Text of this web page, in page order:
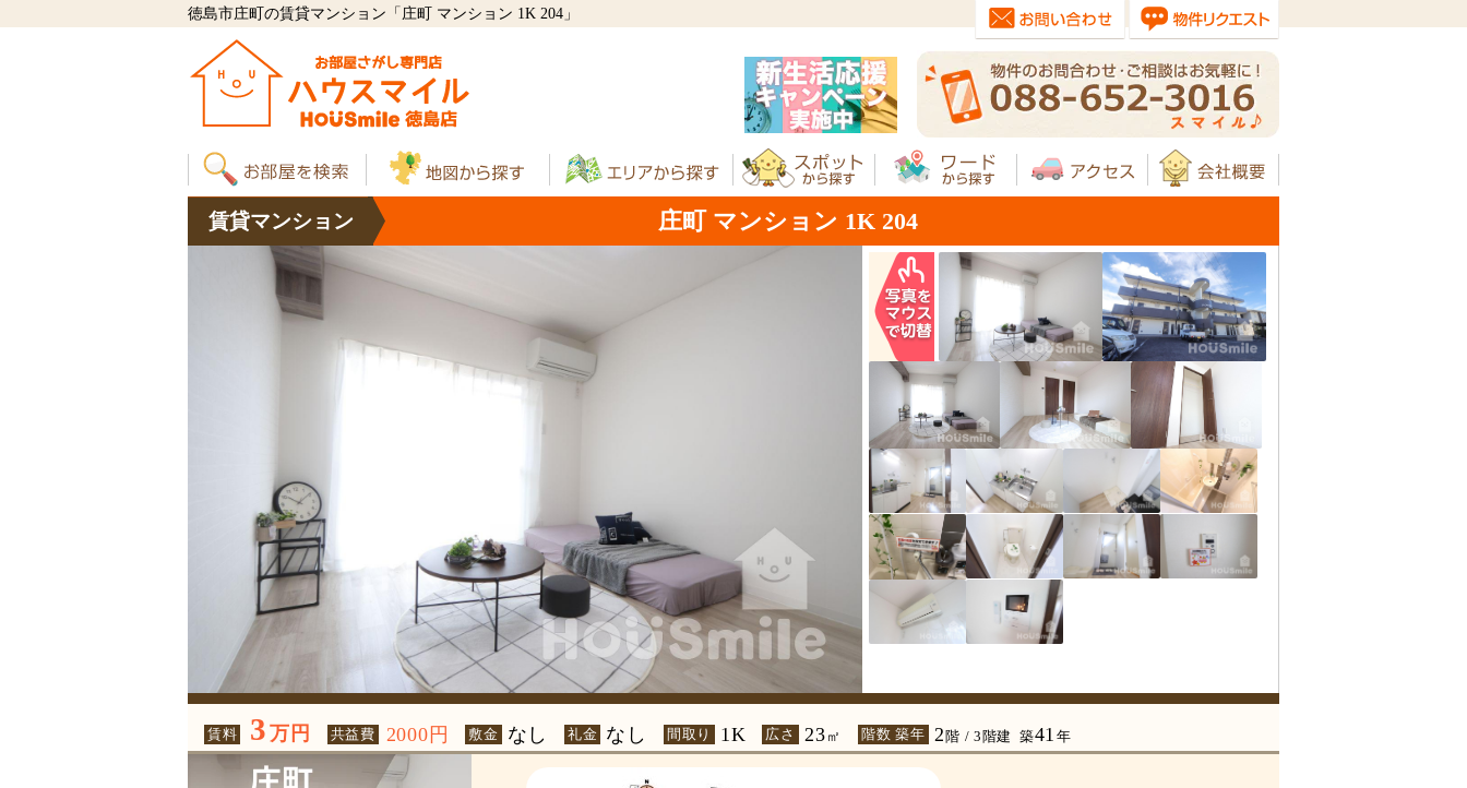
徳島市庄町の賃貸マンション「庄町 マンション 1K 204」
賃貸マンション 庄町 マンション 1K 204
賃料 3 万円 共益費 2000円 敷金 なし 礼金 なし 間取り 1K 広さ 23 ㎡ 階数 築年 2 階 / 3階建 築41 年